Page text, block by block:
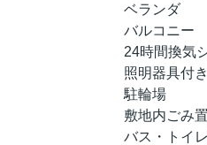
ベランダ
バルコニー
24時間換気
照明器具付き
駐輪場
敷地内ごみ
バス・トイ